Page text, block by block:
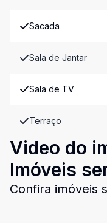
Sacada
Sala de Jantar
Sala de TV
Terraço
Video do
Imóveis
Confira imóveis